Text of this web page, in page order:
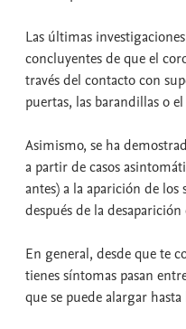
Las últimas
concluyentes de que el
través del contacto con
puertas, las barandillas o
Asimismo, se ha
a partir de casos
antes) a la aparición de
después de la
En general, desde que te
tienes síntomas pasan
que se puede alargar hasta